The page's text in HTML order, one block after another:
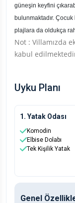
güneşin keyfini
bulunmaktadır.
plajlara da oldukça
Not : Villamızda
kabul
Uyku Planı
1. Yatak Odası
Komodin
Elbise Dolabı
Tek Kişilik Yatak
Genel